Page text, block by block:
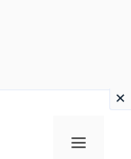
Menu